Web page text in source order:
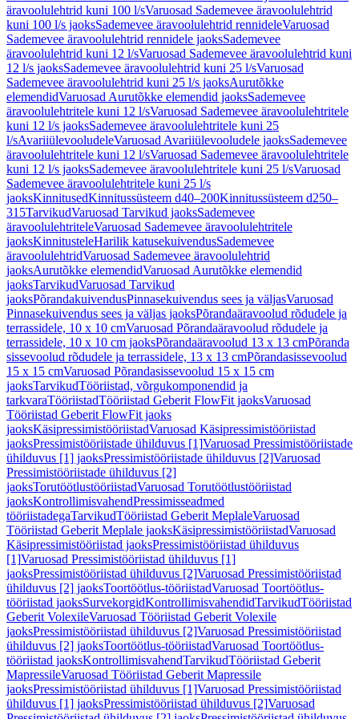
äravoolulehtrid kuni 100 l/sVaruosad Sademevee äravoolulehtrid
kuni 100 l/s jaoksSademevee äravoolulehtrid rennideleVaruosad
Sademevee äravoolulehtrid rennidele jaoksSademevee
äravoolulehtrid kuni 12 l/sVaruosad Sademevee äravoolulehtrid kuni
12 l/s jaoksSademevee äravoolulehtrid kuni 25 l/sVaruosad
Sademevee äravoolulehtrid kuni 25 l/s jaoksAurutõkke
elemendidVaruosad Aurutõkke elemendid jaoksSademevee
äravoolulehtritele kuni 12 l/sVaruosad Sademevee äravoolulehtritele
kuni 12 l/s jaoksSademevee äravoolulehtritele kuni 25
l/sAvariiülevooludeleVaruosad Avariiülevooludele jaoksSademevee
äravoolulehtritele kuni 12 l/sVaruosad Sademevee äravoolulehtritele
kuni 12 l/s jaoksSademevee äravoolulehtritele kuni 25 l/sVaruosad
Sademevee äravoolulehtritele kuni 25 l/s
jaoksKinnitusedKinnitussüsteem d40–200Kinnitussüsteem d250–
315TarvikudVaruosad Tarvikud jaoksSademevee
äravoolulehtriteleVaruosad Sademevee äravoolulehtritele
jaoksKinnitusteleHarilik katusekuivendusSademevee
äravoolulehtridVaruosad Sademevee äravoolulehtrid
jaoksAurutõkke elemendidVaruosad Aurutõkke elemendid
jaoksTarvikudVaruosad Tarvikud
jaoksPõrandakuivendusPinnasekuivendus sees ja väljasVaruosad
Pinnasekuivendus sees ja väljas jaoksPõrandaäravoolud rõdudele ja
terrassidele, 10 x 10 cmVaruosad Põrandaäravoolud rõdudele ja
terrassidele, 10 x 10 cm jaoksPõrandaäravoolud 13 x 13 cmPõranda
sissevoolud rõdudele ja terrassidele, 13 x 13 cmPõrandasissevoolud
15 x 15 cmVaruosad Põrandasissevoolud 15 x 15 cm
jaoksTarvikudTööriistad, võrgukomponendid ja
tarkvaraTööriistadTööriistad Geberit FlowFit jaoksVaruosad
Tööriistad Geberit FlowFit jaoks
jaoksKäsipressimistööriistadVaruosad Käsipressimistööriistad
jaoksPressimistööriistade ühilduvus [1]Varuosad Pressimistööriistade
ühilduvus [1] jaoksPressimistööriistade ühilduvus [2]Varuosad
Pressimistööriistade ühilduvus [2]
jaoksTorutöötlustööriistadVaruosad Torutöötlustööriistad
jaoksKontrollimisvahendPressimisseadmed
tööriistadegaTarvikudTööriistad Geberit MeplaleVaruosad
Tööriistad Geberit Meplale jaoksKäsipressimistööriistadVaruosad
Käsipressimistööriistad jaoksPressimistööriistad ühilduvus
[1]Varuosad Pressimistööriistad ühilduvus [1]
jaoksPressimistööriistad ühilduvus [2]Varuosad Pressimistööriistad
ühilduvus [2] jaoksToortöötlus-tööriistadVaruosad Toortöötlus-
tööriistad jaoksSurvekorgidKontrollimisvahendidTarvikudTööriistad
Geberit VolexileVaruosad Tööriistad Geberit Volexile
jaoksPressimistööriistad ühilduvus [2]Varuosad Pressimistööriistad
ühilduvus [2] jaoksToortöötlus-tööriistadVaruosad Toortöötlus-
tööriistad jaoksKontrollimisvahendTarvikudTööriistad Geberit
MapressileVaruosad Tööriistad Geberit Mapressile
jaoksPressimistööriistad ühilduvus [1]Varuosad Pressimistööriistad
ühilduvus [1] jaoksPressimistööriistad ühilduvus [2]Varuosad